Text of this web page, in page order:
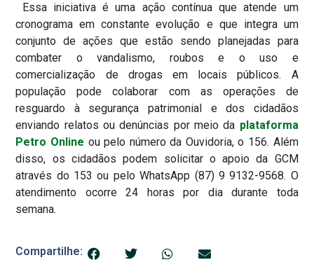
Essa iniciativa é uma ação contínua que atende um
cronograma em constante evolução e que integra um
conjunto de ações que estão sendo planejadas para
combater o vandalismo, roubos e o uso e
comercialização de drogas em locais públicos. A
população pode colaborar com as operações de
resguardo à segurança patrimonial e dos cidadãos
enviando relatos ou denúncias por meio da plataforma
Petro Online ou pelo número da Ouvidoria, o 156. Além
disso, os cidadãos podem solicitar o apoio da GCM
através do 153 ou pelo WhatsApp (87) 9 9132-9568. O
atendimento ocorre 24 horas por dia durante toda
semana.
Compartilhe: